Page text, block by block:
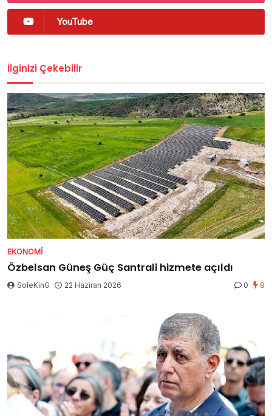
YouTube
İlginizi Çekebilir
EKONOMI
Özbelsan Güneş Güç Santrali hizmete açıldı
SoleKinG 22 Haziran 2026 0 8